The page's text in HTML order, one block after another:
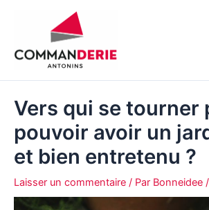
Vers qui se tourner
pouvoir avoir un
et bien entretenu ?
Laisser un commentaire / Par Bonneidee /